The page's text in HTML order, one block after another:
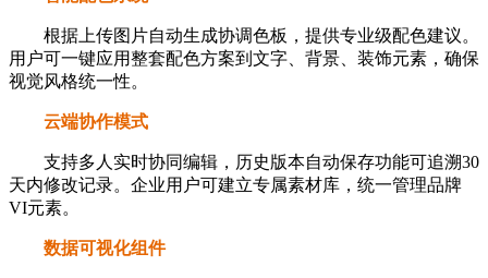
根据上传图片自动生成协调色板，提供专业级配色建议。
用户可一键应用整套配色方案到文字、背景、装饰元素，确保
视觉风格统一性。
云端协作模式
支持多人实时协同编辑，历史版本自动保存功能可追溯30
天内修改记录。企业用户可建立专属素材库，统一管理品牌
VI元素。
数据可视化组件